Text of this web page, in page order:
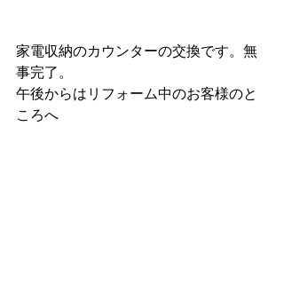
家電収納のカウンターの交換です。無
事完了。
午後からはリフォーム中のお客様のと
ころへ